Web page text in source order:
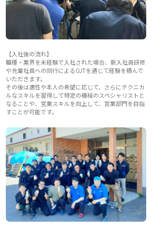
【入社後の流れ】
職種・業界を未経験で入社された場合、新入社員研修
や先輩社員への同行によるOJTを通じて経験を積んで
いただきます。
その後は適性や本人の希望に応じて、さらにテクニカ
ルなスキルを習得して特定の機械のスペシャリストと
なることや、営業スキルを向上して、営業部門を目指
すことが可能です。